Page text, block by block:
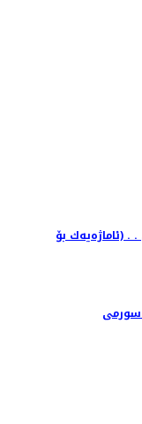
(ئاماژەیەك بۆ
سورمی